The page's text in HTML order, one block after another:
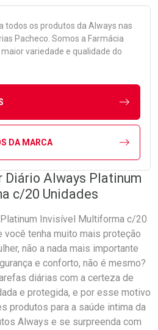
todos os produtos da Always nas
Pacheco. Somos a Farmácia
variedade e qualidade do
DA MARCA
Diário Always Platinum
c/20 Unidades
Invisível Multiforma c/20
você tenha muito mais proteção
não a nada mais importante
e conforto, não é mesmo?
diárias com a certeza de
e protegida, e por esse motivo
produtos para a saúde intima da
Always e se surpreenda com